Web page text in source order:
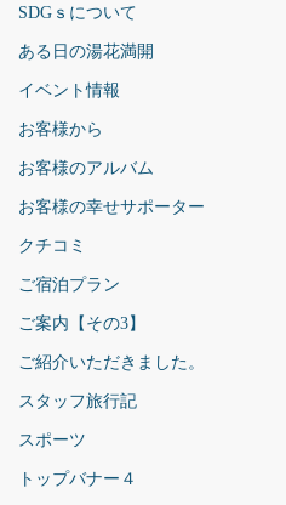
SDGｓについて
ある日の湯花満開
イベント情報
お客様から
お客様のアルバム
お客様の幸せサポーター
クチコミ
ご宿泊プラン
ご案内【その3】
ご紹介いただきました。
スタッフ旅行記
スポーツ
トップバナー４